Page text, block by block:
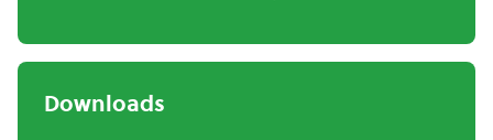
Downloads